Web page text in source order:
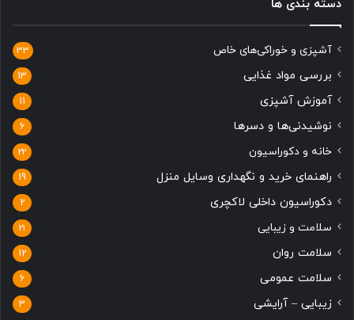
دسته بندی ها
آشپزی و خوراکی‌های خاص 33
بررسی مواد غذایی 13
آموزش آشپزی 11
نوشیدنی‌ها و دسرها 6
خانه و دکوراسیون 22
راهنمای خرید و نگهداری وسایل منزل 19
دکوراسیون داخلی لاکچری 2
سلامت و زیبایی 21
سلامت روان 12
سلامت عمومی 6
زیبایی – آرایشی 3